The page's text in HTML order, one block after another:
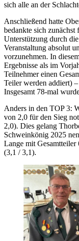
sich alle an der
Anschließend hatte
bedankte sich
Unterstützung durch
Veranstaltung absolut
vorzunehmen. In
Ergebnisse als im
Teilnehmer einen
Teiler werden addiert)
Insgesamt 78-mal
Anders in den TOP 3:
von 2,0 für den Sieg
2,0). Dies gelang
Schweinkönig 2025
Lange mit
(3,1 / 3,1).